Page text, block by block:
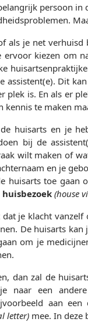
persoon in
als je net
kiezen om
assistent(e). Dit
plek is. En als er
kennis te maken
huisarts en je
bij de
wilt maken of
en je
huisarts toe
huisbezoek (house
je klacht
De huisarts kan
om je
dan zal de
naar een
aan
letter) mee. In deze